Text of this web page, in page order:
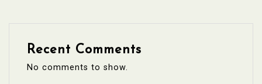
Recent Comments
No comments to show.